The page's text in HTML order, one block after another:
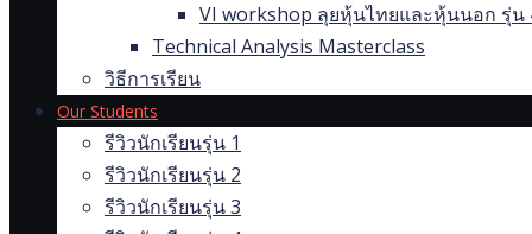
VI workshop ลุยหุ้นไทยและหุ้นนอก รุ่น
Technical Analysis Masterclass
วิธีการเรียน
Our Students
รีวิวนักเรียนรุ่น 1
รีวิวนักเรียนรุ่น 2
รีวิวนักเรียนรุ่น 3